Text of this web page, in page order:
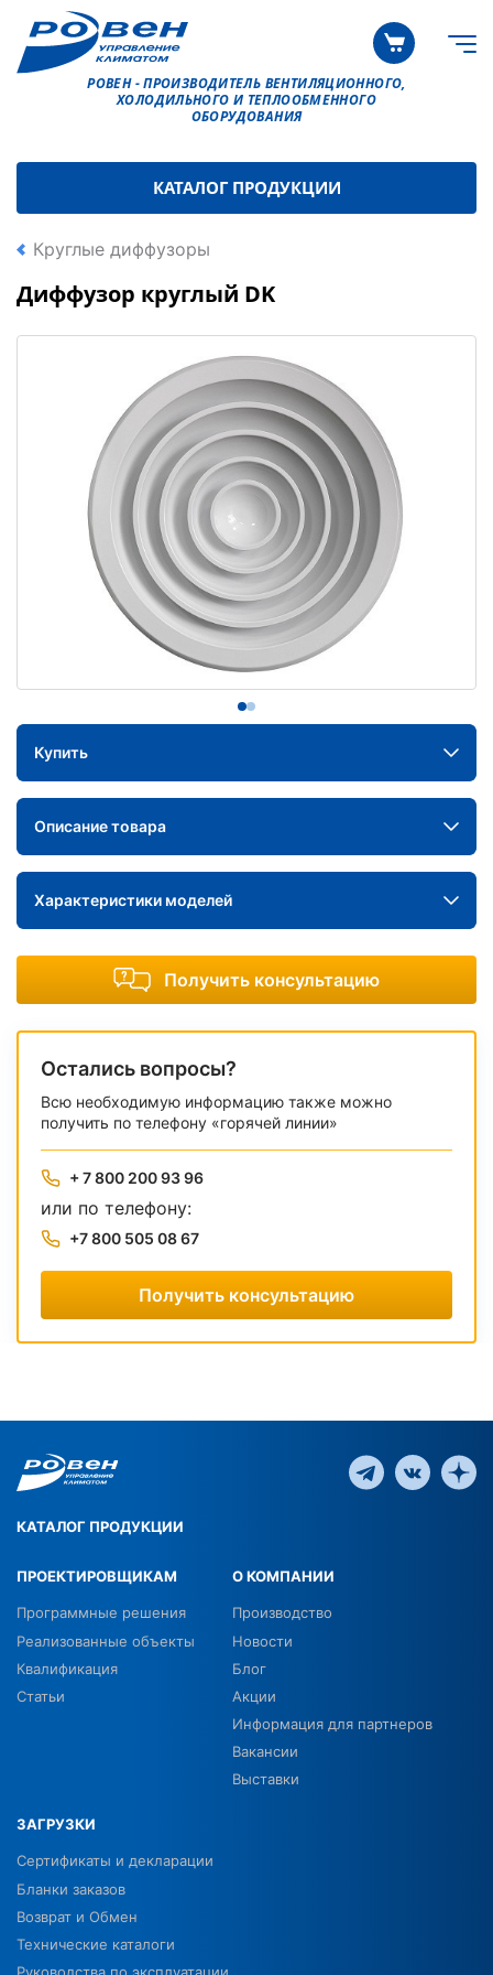
РОВЕН - ПРОИЗВОДИТЕЛЬ ВЕНТИЛЯЦИОННОГО,
ХОЛОДИЛЬНОГО И ТЕПЛООБМЕННОГО
ОБОРУДОВАНИЯ
КАТАЛОГ ПРОДУКЦИИ
Круглые диффузоры
Диффузор круглый DK
Купить
Описание товара
Характеристики моделей
Получить консультацию
Остались вопросы?
Всю необходимую информацию также можно
получить по телефону «горячей линии»
+ 7 800 200 93 96
или по телефону:
+7 800 505 08 67
Получить консультацию
КАТАЛОГ ПРОДУКЦИИ
ПРОЕКТИРОВЩИКАМ
Программные решения
Реализованные объекты
Квалификация
Статьи
О КОМПАНИИ
Производство
Новости
Блог
Акции
Информация для партнеров
Вакансии
Выставки
ЗАГРУЗКИ
Сертификаты и декларации
Бланки заказов
Возврат и Обмен
Технические каталоги